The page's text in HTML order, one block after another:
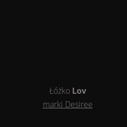
Łóżko Lov
marki Desiree